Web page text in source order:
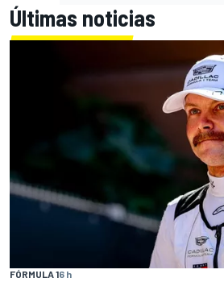
Últimas noticias
FÓRMULA 16 h